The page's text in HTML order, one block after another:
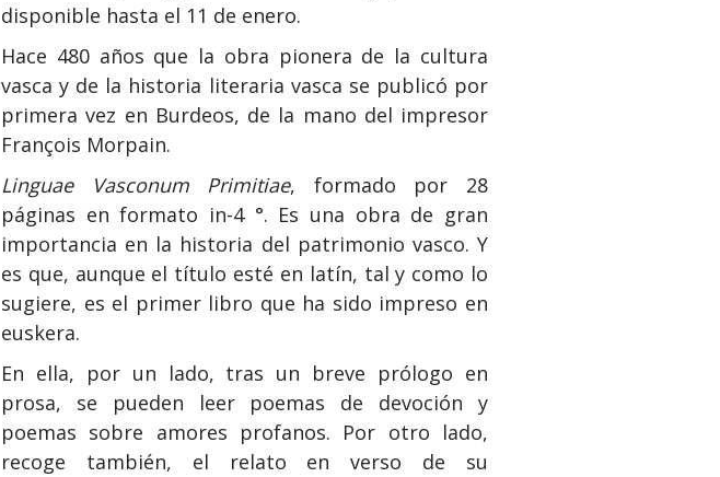
disponible hasta el 11 de enero.
Hace 480 años que la obra pionera de la cultura
vasca y de la historia literaria vasca se publicó por
primera vez en Burdeos, de la mano del impresor
François Morpain.
Linguae Vasconum Primitiae, formado por 28
páginas en formato in-4 °. Es una obra de gran
importancia en la historia del patrimonio vasco. Y
es que, aunque el título esté en latín, tal y como lo
sugiere, es el primer libro que ha sido impreso en
euskera.
En ella, por un lado, tras un breve prólogo en
prosa, se pueden leer poemas de devoción y
poemas sobre amores profanos. Por otro lado,
recoge también, el relato en verso de su